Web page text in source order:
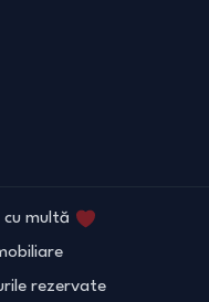
cu multă
rezervate